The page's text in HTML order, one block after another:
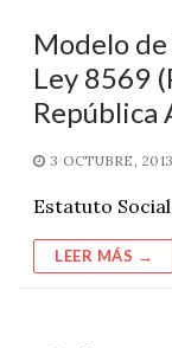
Modelo
Ley 8569
República
3 OCTUBRE, 2013
Estatuto
LEER MÁS →